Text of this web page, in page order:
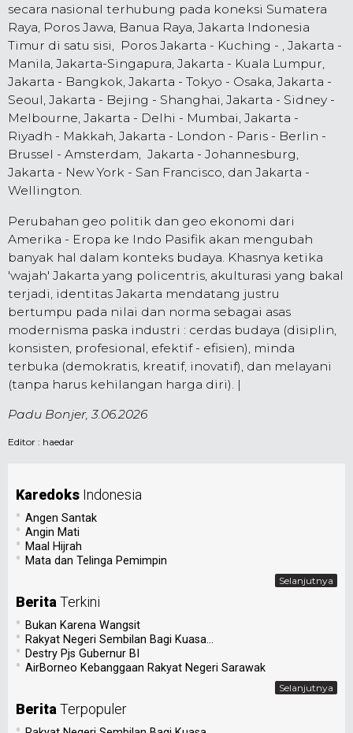
secara nasional terhubung pada koneksi Sumatera
Raya, Poros Jawa, Banua Raya, Jakarta Indonesia
Timur di satu sisi, Poros Jakarta - Kuching - , Jakarta -
Manila, Jakarta-Singapura, Jakarta - Kuala Lumpur,
Jakarta - Bangkok, Jakarta - Tokyo - Osaka, Jakarta -
Seoul, Jakarta - Bejing - Shanghai, Jakarta - Sidney -
Melbourne, Jakarta - Delhi - Mumbai, Jakarta -
Riyadh - Makkah, Jakarta - London - Paris - Berlin -
Brussel - Amsterdam, Jakarta - Johannesburg,
Jakarta - New York - San Francisco, dan Jakarta -
Wellington.
Perubahan geo politik dan geo ekonomi dari
Amerika - Eropa ke Indo Pasifik akan mengubah
banyak hal dalam konteks budaya. Khasnya ketika
'wajah' Jakarta yang policentris, akulturasi yang bakal
terjadi, identitas Jakarta mendatang justru
bertumpu pada nilai dan norma sebagai asas
modernisma paska industri : cerdas budaya (disiplin,
konsisten, profesional, efektif - efisien), minda
terbuka (demokratis, kreatif, inovatif), dan melayani
(tanpa harus kehilangan harga diri). |
Padu Bonjer, 3.06.2026
Editor : haedar
Karedoks Indonesia
• Angen Santak
• Angin Mati
• Maal Hijrah
• Mata dan Telinga Pemimpin
Selanjutnya
Berita Terkini
• Bukan Karena Wangsit
• Rakyat Negeri Sembilan Bagi Kuasa...
• Destry Pjs Gubernur BI
• AirBorneo Kebanggaan Rakyat Negeri Sarawak
Selanjutnya
Berita Terpopuler